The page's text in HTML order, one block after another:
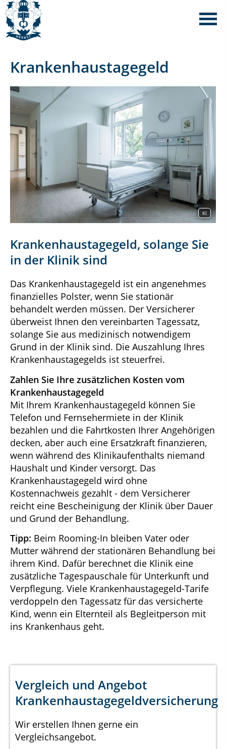
Krankenhaustagegeld
KI
Krankenhaustagegeld, solange Sie
in der Klinik sind
Das Krankenhaustagegeld ist ein angenehmes
finanzielles Polster, wenn Sie stationär
behandelt werden müssen. Der Versicherer
überweist Ihnen den vereinbarten Tagessatz,
solange Sie aus medizinisch notwendigem
Grund in der Klinik sind. Die Auszahlung Ihres
Krankenhaustagegelds ist steuerfrei.
Zahlen Sie Ihre zusätzlichen Kosten vom
Krankenhaustagegeld
Mit Ihrem Krankenhaustagegeld können Sie
Telefon und Fernsehermiete in der Klinik
bezahlen und die Fahrtkosten Ihrer Angehörigen
decken, aber auch eine Ersatzkraft finanzieren,
wenn während des Klinikaufenthalts niemand
Haushalt und Kinder versorgt. Das
Krankenhaustagegeld wird ohne
Kostennachweis gezahlt - dem Versicherer
reicht eine Bescheinigung der Klinik über Dauer
und Grund der Behandlung.
Tipp: Beim Rooming-In bleiben Vater oder
Mutter während der stationären Behandlung bei
ihrem Kind. Dafür berechnet die Klinik eine
zusätzliche Tagespauschale für Unterkunft und
Verpflegung. Viele Krankenhaustagegeld-Tarife
verdoppeln den Tagessatz für das versicherte
Kind, wenn ein Elternteil als Begleitperson mit
ins Krankenhaus geht.
Vergleich und Angebot
Krankenhaustagegeldversicherung
Wir erstellen Ihnen gerne ein
Vergleichsangebot.